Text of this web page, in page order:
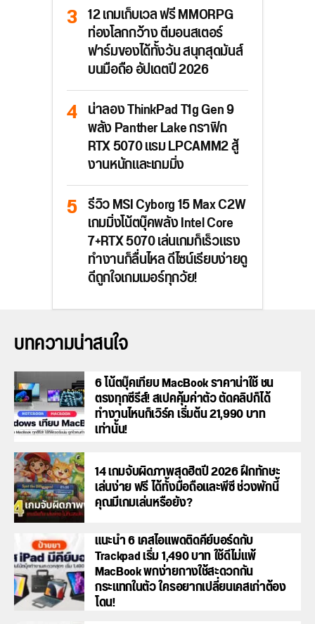
12 เกมเก็บเวล ฟรี MMORPG
ท่องโลกกว้าง ตีมอนสเตอร์
ฟาร์มของได้ทั้งวัน สนุกสุดมันส์
บนมือถือ อัปเดตปี 2026
น่าลอง ThinkPad T1g Gen 9
พลัง Panther Lake กราฟิก
RTX 5070 แรม LPCAMM2 สู้
งานหนักและเกมมิ่ง
รีวิว MSI Cyborg 15 Max C2W
เกมมิ่งโน้ตบุ๊คพลัง Intel Core
7+RTX 5070 เล่นเกมก็เร็วแรง
ทำงานก็ลื่นไหล ดีไซน์เรียบง่ายดู
ดีถูกใจเกมเมอร์ทุกวัย!
บทความน่าสนใจ
6 โน้ตบุ๊คเทียบ MacBook ราคาน่าใช้ ชน
ตรงทุกซีรีส์! สเปคคุ้มค่าตัว ตัดคลิปก็ได้
ทำงานไหนก็เวิร์ค เริ่มต้น 21,990 บาท
เท่านั้น!
14 เกมจับผิดภาพสุดฮิตปี 2026 ฝึกทักษะ
เล่นง่าย ฟรี ได้ทั้งมือถือและพีซี ช่วงพักนี้
คุณมีเกมเล่นหรือยัง?
แนะนำ 6 เคสไอแพดติดคีย์บอร์ดกับ
Trackpad เริ่ม 1,490 บาท ใช้ดีไม่แพ้
MacBook พกง่ายกางใช้สะดวกกัน
กระแทกในตัว ใครอยากเปลี่ยนเคสเก่าต้อง
โดน!